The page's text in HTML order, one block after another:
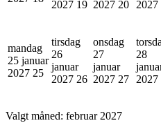
2027 19 2027 20
2027
mandag
25 januar
2027 25
tirsdag
26
januar
2027 26
onsdag
27
januar
2027 27
28
2027
Valgt måned: februar 2027